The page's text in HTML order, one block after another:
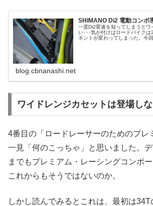
SHIMANO Di2 電動コンポ
一度Di2変速を知ってしまうとワ
い･･･気が付けばロードバイク
ネントが変わってしまった。今
blog.cbnanashi.net
ワイドレンジカセットは登場しな
4番目の「ロードレーサーのためのプレ
一見「何のこっちゃ」と思いました。
までもプレミアム・レーシングコンポー
これからもそうではないのか。
しかし読んでみるとこれは、最初は34T